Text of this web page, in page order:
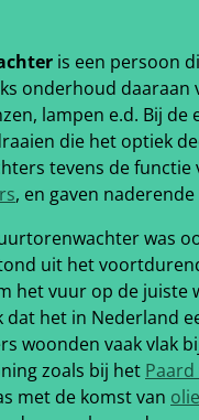
is een persoon
onderhoud
lampen e.d. Bij
die het optiek
tevens de
, en gaven
was
uit het
het vuur op de juiste
het in Nederland
woonden vaak vlak
zoals bij het
met de komst van